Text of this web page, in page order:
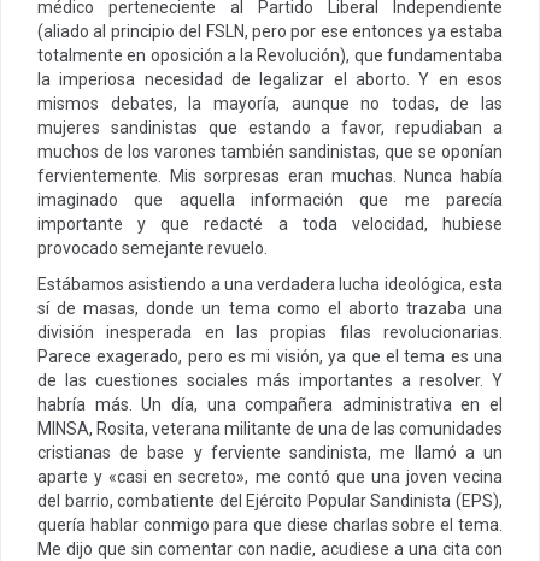
médico perteneciente al Partido Liberal Independiente
(aliado al principio del FSLN, pero por ese entonces ya estaba
totalmente en oposición a la Revolución), que fundamentaba
la imperiosa necesidad de legalizar el aborto. Y en esos
mismos debates, la mayoría, aunque no todas, de las
mujeres sandinistas que estando a favor, repudiaban a
muchos de los varones también sandinistas, que se oponían
fervientemente. Mis sorpresas eran muchas. Nunca había
imaginado que aquella información que me parecía
importante y que redacté a toda velocidad, hubiese
provocado semejante revuelo.
Estábamos asistiendo a una verdadera lucha ideológica, esta
sí de masas, donde un tema como el aborto trazaba una
división inesperada en las propias filas revolucionarias.
Parece exagerado, pero es mi visión, ya que el tema es una
de las cuestiones sociales más importantes a resolver. Y
habría más. Un día, una compañera administrativa en el
MINSA, Rosita, veterana militante de una de las comunidades
cristianas de base y ferviente sandinista, me llamó a un
aparte y «casi en secreto», me contó que una joven vecina
del barrio, combatiente del Ejército Popular Sandinista (EPS),
quería hablar conmigo para que diese charlas sobre el tema.
Me dijo que sin comentar con nadie, acudiese a una cita con